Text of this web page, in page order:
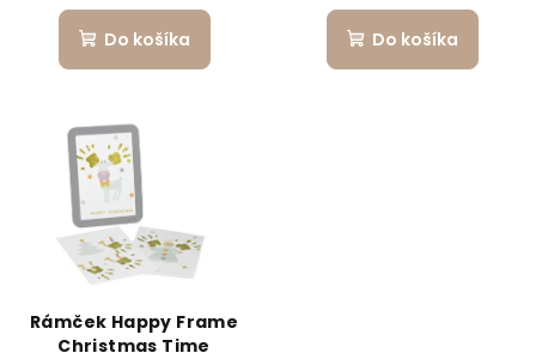
Do košíka Do košíka
Rámček Happy Frame
Christmas Time